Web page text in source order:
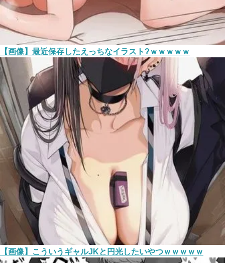
【画像】最近保存したえっちなイラスト?ｗｗｗｗｗ
【画像】こういうギャルJKと円光したいやつｗｗｗｗｗ